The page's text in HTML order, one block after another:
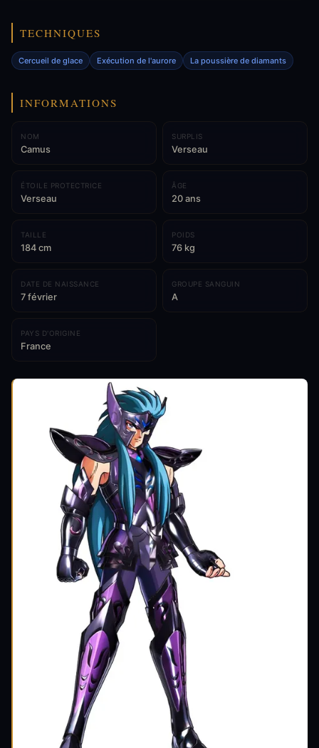
TECHNIQUES
Cercueil de glace Exécution de l'aurore La poussière de diamants
INFORMATIONS
NOM
Camus
SURPLIS
Verseau
ÉTOILE PROTECTRICE
Verseau
ÂGE
20 ans
TAILLE
184 cm
POIDS
76 kg
DATE DE NAISSANCE
7 février
GROUPE SANGUIN
A
PAYS D'ORIGINE
France